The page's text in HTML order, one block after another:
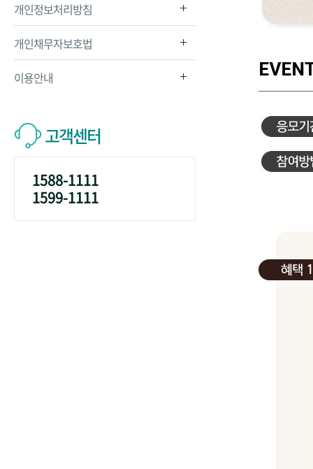
개인정보처리방침
개인채무자보호법
이용안내
고객센터
1588-1111
1599-1111